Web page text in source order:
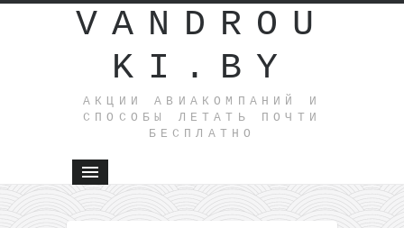
VANDROU
KI.BY
АКЦИИ АВИАКОМПАНИЙ И
СПОСОБЫ ЛЕТАТЬ ПОЧТИ
БЕСПЛАТНО